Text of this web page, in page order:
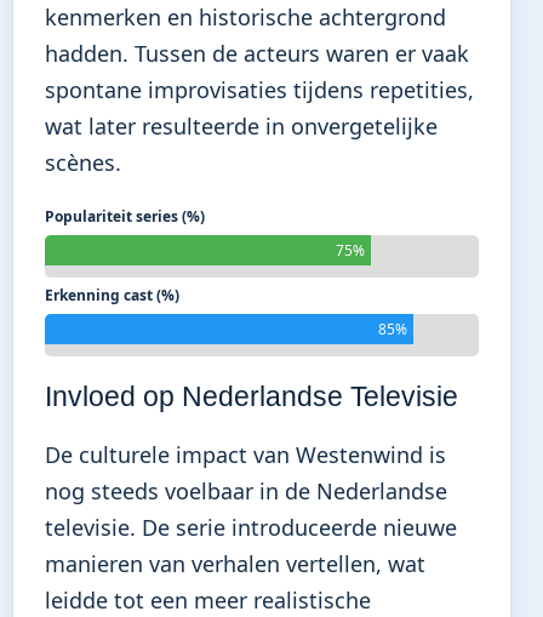
kenmerken en historische achtergrond
hadden. Tussen de acteurs waren er vaak
spontane improvisaties tijdens repetities,
wat later resulteerde in onvergetelijke
scènes.
Populariteit series (%)
75%
Erkenning cast (%)
85%
Invloed op Nederlandse Televisie
De culturele impact van Westenwind is
nog steeds voelbaar in de Nederlandse
televisie. De serie introduceerde nieuwe
manieren van verhalen vertellen, wat
leidde tot een meer realistische